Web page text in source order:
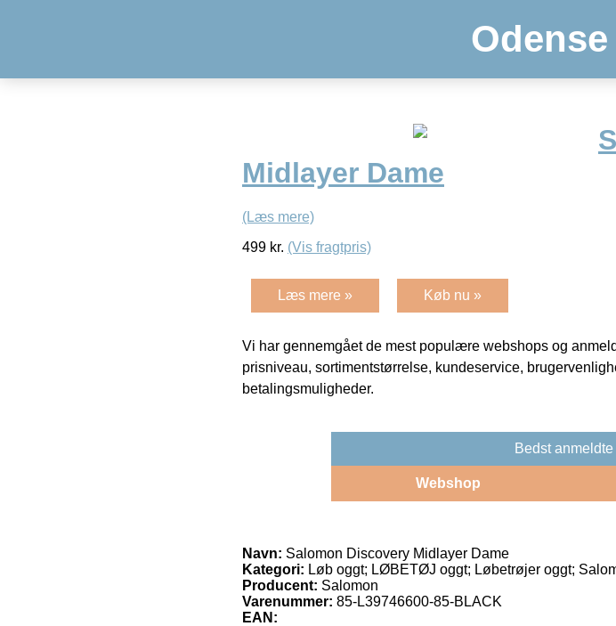
Odense
Midlayer Dame
(Læs mere)
499 kr. (Vis fragtpris)
Læs mere » Køb nu »
Vi har gennemgået de mest populære webshops og
prisniveau, sortimentstørrelse, kundeservice,
betalingsmuligheder.
Bedst
Webshop
Navn: Salomon Discovery Midlayer Dame
Kategori: Løb oggt; LØBETØJ oggt; Løbetrøjer oggt;
Producent: Salomon
Varenummer: 85-L39746600-85-BLACK
EAN: